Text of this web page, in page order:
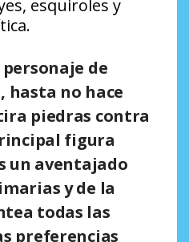
esquiroles y
de
hasta no hace
piedras contra
figura
un aventajado
y de la
todas las
preferencias